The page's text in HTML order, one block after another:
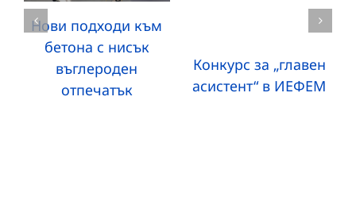
Нови подходи към
бетона с нисък
въглероден
отпечатък
Конкурс за „главен
асистент“ в ИЕФЕМ